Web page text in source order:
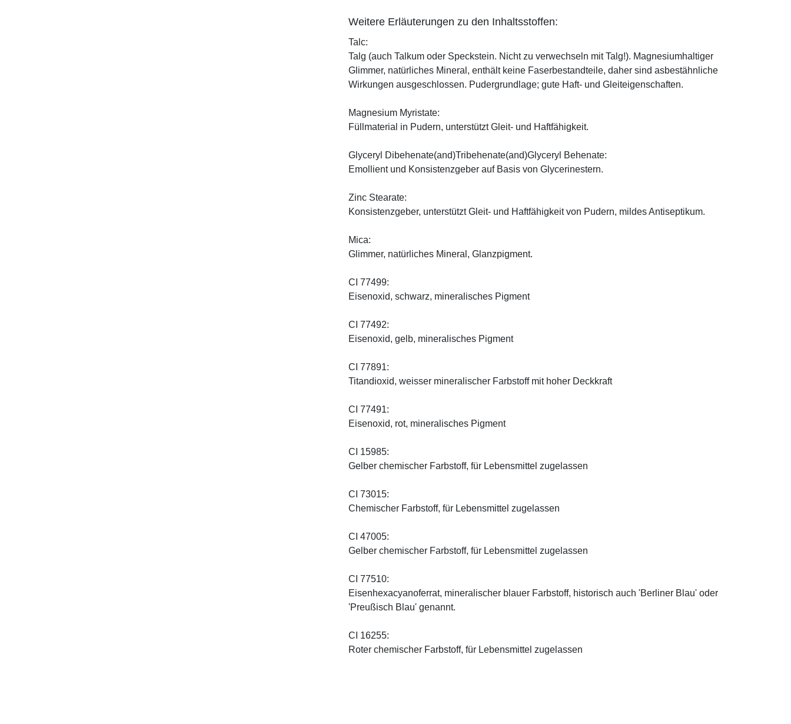
Weitere Erläuterungen zu den Inhaltsstoffen:
Talc:
Talg (auch Talkum oder Speckstein. Nicht zu verwechseln mit Talg!). Magnesiumhaltiger
Glimmer, natürliches Mineral, enthält keine Faserbestandteile, daher sind asbestähnliche
Wirkungen ausgeschlossen. Pudergrundlage; gute Haft- und Gleiteigenschaften.
Magnesium Myristate:
Füllmaterial in Pudern, unterstützt Gleit- und Haftfähigkeit.
Glyceryl Dibehenate(and)Tribehenate(and)Glyceryl Behenate:
Emollient und Konsistenzgeber auf Basis von Glycerinestern.
Zinc Stearate:
Konsistenzgeber, unterstützt Gleit- und Haftfähigkeit von Pudern, mildes Antiseptikum.
Mica:
Glimmer, natürliches Mineral, Glanzpigment.
CI 77499:
Eisenoxid, schwarz, mineralisches Pigment
CI 77492:
Eisenoxid, gelb, mineralisches Pigment
CI 77891:
Titandioxid, weisser mineralischer Farbstoff mit hoher Deckkraft
CI 77491:
Eisenoxid, rot, mineralisches Pigment
CI 15985:
Gelber chemischer Farbstoff, für Lebensmittel zugelassen
CI 73015:
Chemischer Farbstoff, für Lebensmittel zugelassen
CI 47005:
Gelber chemischer Farbstoff, für Lebensmittel zugelassen
CI 77510:
Eisenhexacyanoferrat, mineralischer blauer Farbstoff, historisch auch 'Berliner Blau' oder
'Preußisch Blau' genannt.
CI 16255:
Roter chemischer Farbstoff, für Lebensmittel zugelassen